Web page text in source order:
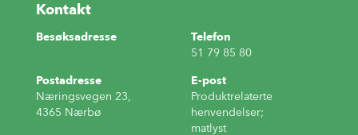
Kontakt
Besøksadresse
Telefon
51 79 85 80
Postadresse
Næringsvegen 23,
4365 Nærbø
E-post
Produktrelaterte
henvendelser;
matlyst